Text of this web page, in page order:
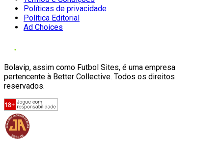
Políticas de privacidade
Política Editorial
Ad Choices
Bolavip, assim como Futbol Sites, é uma empresa
pertencente à Better Collective. Todos os direitos
reservados.